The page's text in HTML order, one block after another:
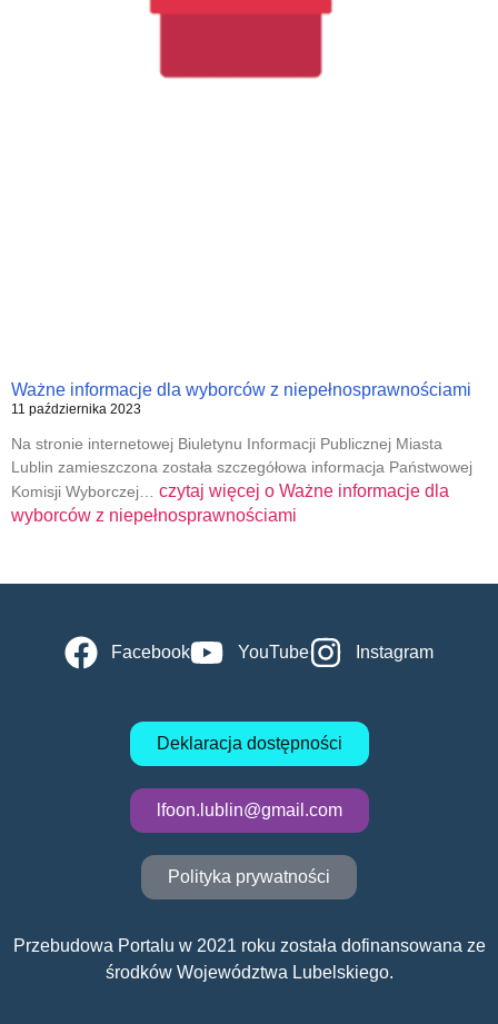
Ważne informacje dla wyborców z niepełnosprawnościami
11 października 2023
Na stronie internetowej Biuletynu Informacji Publicznej Miasta
Lublin zamieszczona została szczegółowa informacja Państwowej
Komisji Wyborczej… czytaj więcej o Ważne informacje dla
wyborców z niepełnosprawnościami
Facebook YouTube Instagram
Deklaracja dostępności
lfoon.lublin@gmail.com
Polityka prywatności
Przebudowa Portalu w 2021 roku została dofinansowana ze
środków Województwa Lubelskiego.